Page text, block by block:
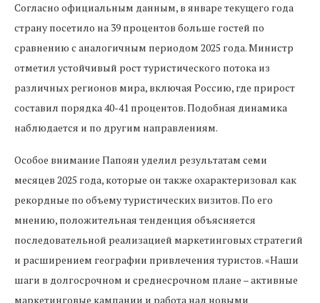
Согласно официальным данным, в январе текущего года
страну посетило на 39 процентов больше гостей по
сравнению с аналогичным периодом 2025 года. Министр
отметил устойчивый рост туристического потока из
различных регионов мира, включая Россию, где прирост
составил порядка 40-41 процентов. Подобная динамика
наблюдается и по другим направлениям.
Особое внимание Папоян уделил результатам семи
месяцев 2025 года, которые он также охарактеризовал как
рекордные по объему туристических визитов. По его
мнению, положительная тенденция объясняется
последовательной реализацией маркетинговых стратегий
и расширением географии привлечения туристов. «Наши
шаги в долгосрочном и среднесрочном плане – активные
маркетинговые кампании и работа над новыми